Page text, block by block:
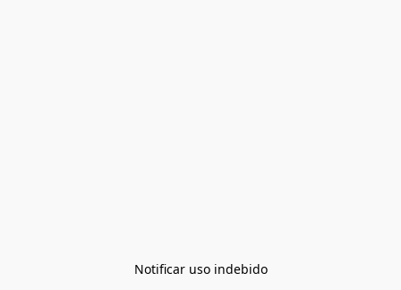
Notificar uso indebido